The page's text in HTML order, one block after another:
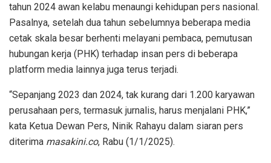
tahun 2024 awan kelabu menaungi kehidupan pers nasional.
Pasalnya, setelah dua tahun sebelumnya beberapa media
cetak skala besar berhenti melayani pembaca, pemutusan
hubungan kerja (PHK) terhadap insan pers di beberapa
platform media lainnya juga terus terjadi.
“Sepanjang 2023 dan 2024, tak kurang dari 1.200 karyawan
perusahaan pers, termasuk jurnalis, harus menjalani PHK,”
kata Ketua Dewan Pers, Ninik Rahayu dalam siaran pers
diterima masakini.co, Rabu (1/1/2025).